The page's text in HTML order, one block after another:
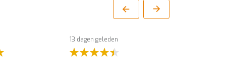
13 dagen geleden